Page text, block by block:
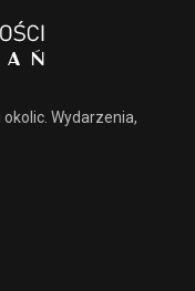
Wydarzenia,